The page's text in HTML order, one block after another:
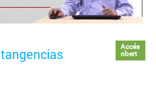
Accés
obert